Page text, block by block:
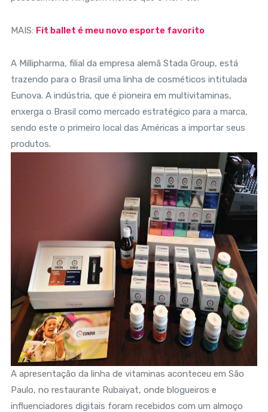
MAIS: Fit ballet é meu novo esporte favorito
A Millipharma, filial da empresa alemã Stada Group, está
trazendo para o Brasil uma linha de cosméticos intitulada
Eunova. A indústria, que é pioneira em multivitaminas,
enxerga o Brasil como mercado estratégico para a marca,
sendo este o primeiro local das Américas a importar seus
produtos.
A apresentação da linha de vitaminas aconteceu em São
Paulo, no restaurante Rubaiyat, onde blogueiros e
influenciadores digitais foram recebidos com um almoço